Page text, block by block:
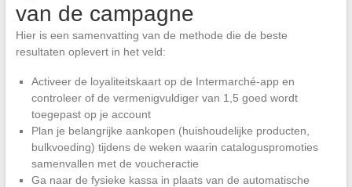
van de campagne
Hier is een samenvatting van de methode die de beste
resultaten oplevert in het veld:
Activeer de loyaliteitskaart op de Intermarché-app en
controleer of de vermenigvuldiger van 1,5 goed wordt
toegepast op je account
Plan je belangrijke aankopen (huishoudelijke producten,
bulkvoeding) tijdens de weken waarin cataloguspromoties
samenvallen met de voucheractie
Ga naar de fysieke kassa in plaats van de automatische